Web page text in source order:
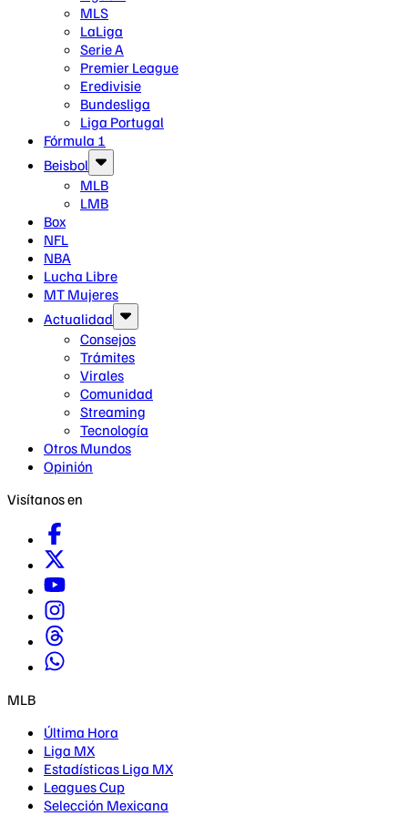
MLS
LaLiga
Serie A
Premier League
Eredivisie
Bundesliga
Liga Portugal
Fórmula 1
Beisbol
MLB
LMB
Box
NFL
NBA
Lucha Libre
MT Mujeres
Actualidad
Consejos
Trámites
Virales
Comunidad
Streaming
Tecnología
Otros Mundos
Opinión
Visítanos en
MLB
Última Hora
Liga MX
Estadísticas Liga MX
Leagues Cup
Selección Mexicana